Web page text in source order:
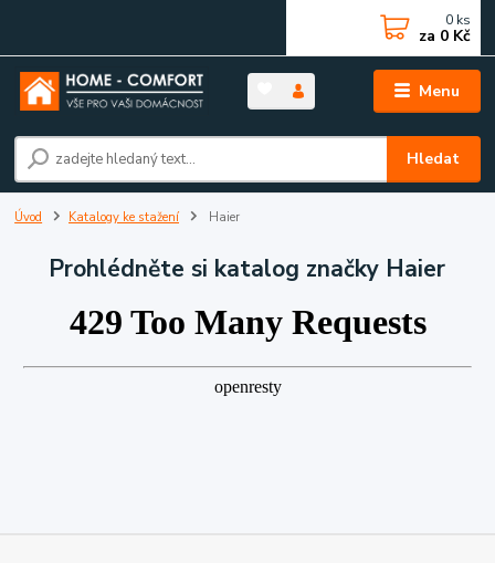
Menu
Hledat
0 ks
za 0 Kč
Úvod Katalogy ke stažení Haier
Prohlédněte si katalog značky Haier